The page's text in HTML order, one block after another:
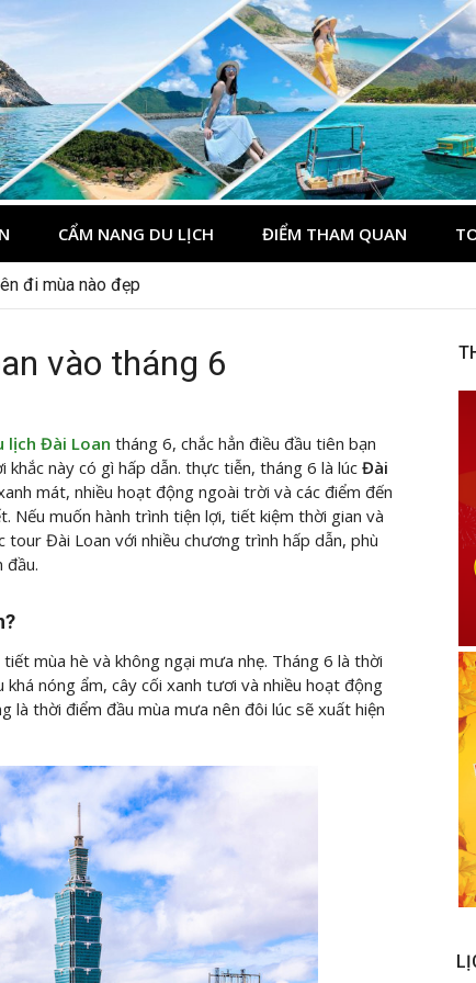
lịch Côn Đảo
CẨM NANG DU LỊCH ĐIỂM THAM QUAN
đi đâu, mặc gì đẹp?
vào tháng 6
lịch Đài Loan tháng 6, chắc hẳn điều đầu tiên bạn
này có gì hấp dẫn. thực tiễn, tháng 6 là lúc Đài
mát, nhiều hoạt động ngoài trời và các điểm đến
muốn hành trình tiện lợi, tiết kiệm thời gian và
Đài Loan với nhiều chương trình hấp dẫn, phù
đầu.
mùa hè và không ngại mưa nhẹ. Tháng 6 là thời
nóng ẩm, cây cối xanh tươi và nhiều hoạt động
là thời điểm đầu mùa mưa nên đôi lúc sẽ xuất hiện